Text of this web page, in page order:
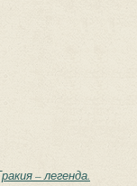
– легенда.